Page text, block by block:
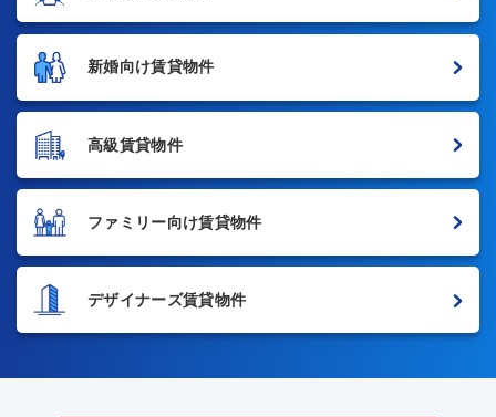
新婚向け賃貸物件
高級賃貸物件
ファミリー向け賃貸物件
デザイナーズ賃貸物件